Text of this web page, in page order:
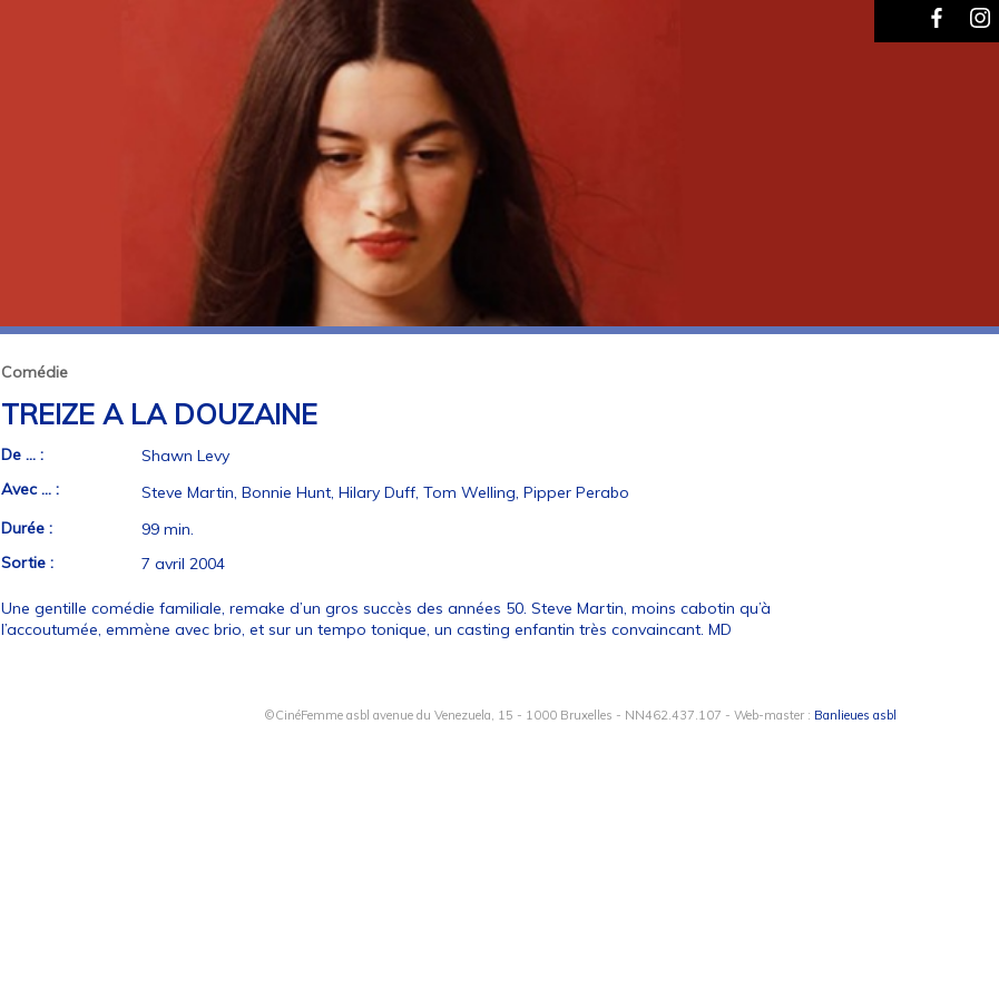
Comédie
TREIZE A LA DOUZAINE
De ... :
Shawn Levy
Avec ... :
Steve Martin, Bonnie Hunt, Hilary Duff, Tom Welling, Pipper Perabo
Durée :
99 min.
Sortie :
7 avril 2004
Une gentille comédie familiale, remake d’un gros succès des années 50. Steve Martin, moins cabotin qu’à
l’accoutumée, emmène avec brio, et sur un tempo tonique, un casting enfantin très convaincant. MD
©CinéFemme asbl avenue du Venezuela, 15 - 1000 Bruxelles - NN462.437.107 - Web-master : Banlieues asbl